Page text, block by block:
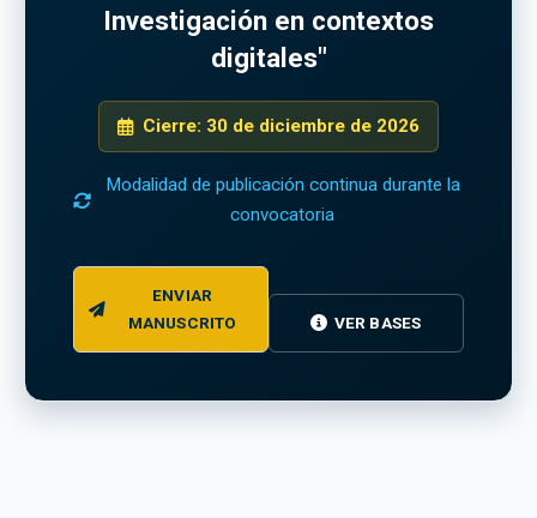
Investigación en contextos
digitales"
Cierre: 30 de diciembre de 2026
Modalidad de publicación continua durante la
convocatoria
ENVIAR
MANUSCRITO
VER BASES